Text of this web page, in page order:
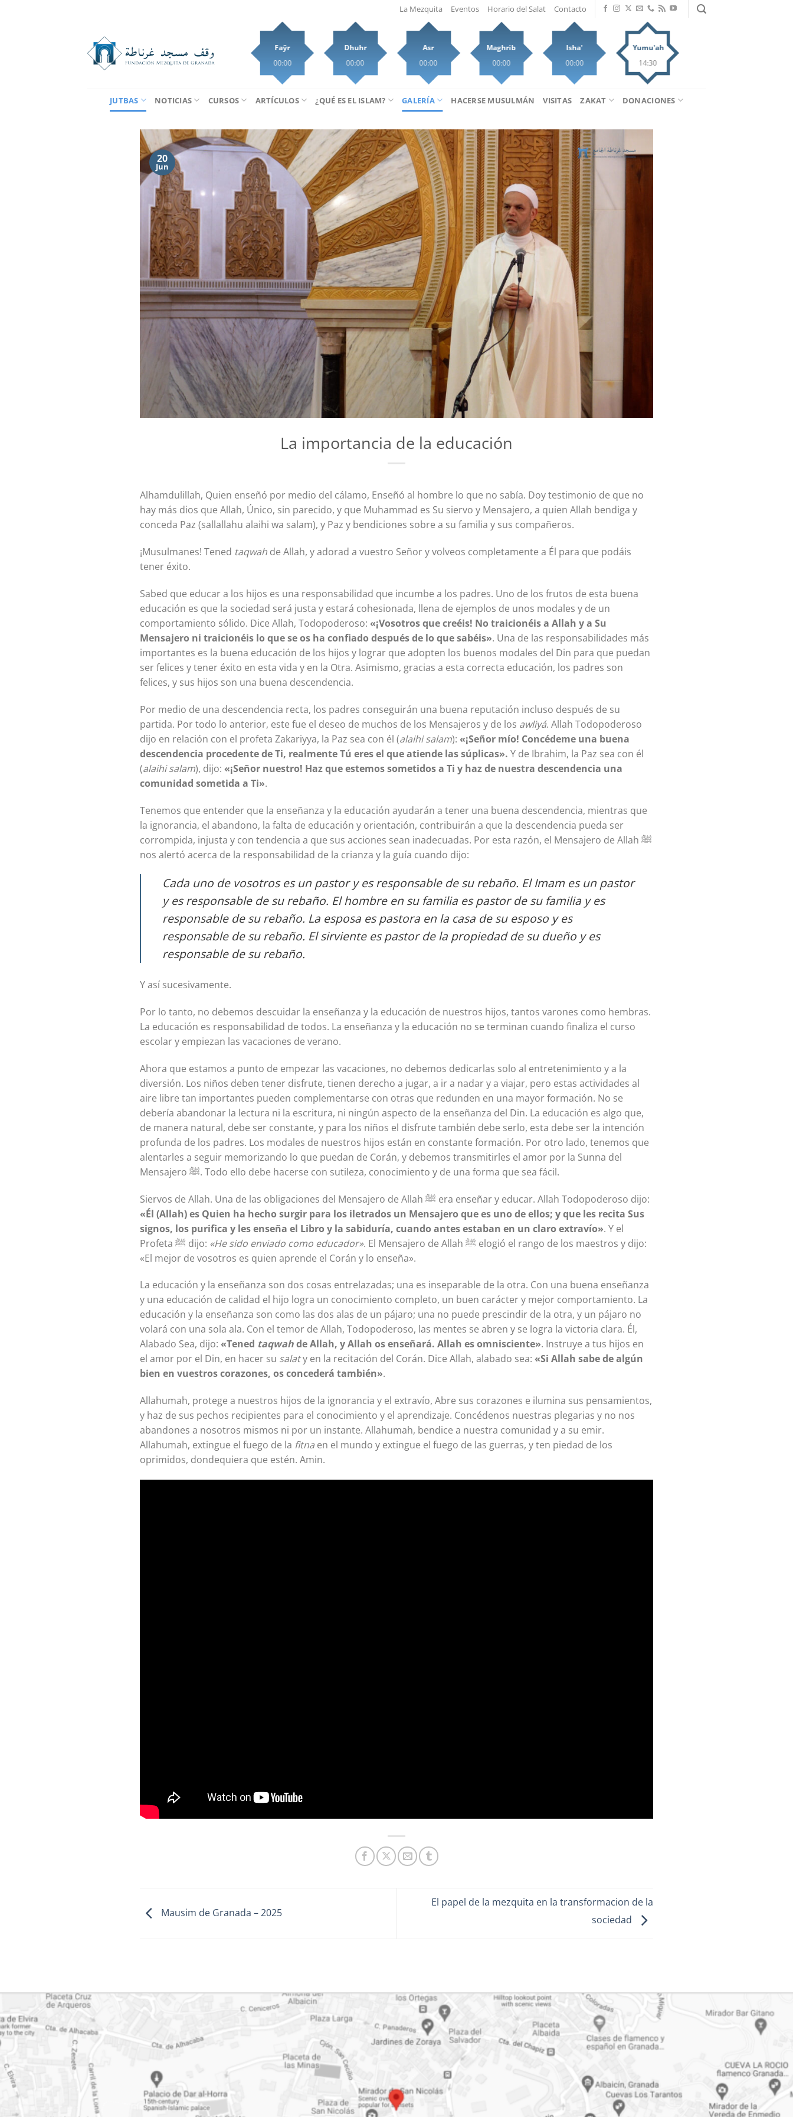
La Mezquita Eventos Horario del Salat Contacto
Faŷr
00:00
Dhuhr
00:00
Asr
00:00
Maghrib
00:00
Isha'
00:00
Yumu'ah
14:30
JUTBAS NOTICIAS CURSOS ARTÍCULOS ¿QUÉ ES EL ISLAM? GALERÍA HACERSE MUSULMÁN VISITAS ZAKAT DONACIONES
20
Jun
La importancia de la educación
Alhamdulillah, Quien enseñó por medio del cálamo, Enseñó al hombre lo que no sabía. Doy testimonio de que no
hay más dios que Allah, Único, sin parecido, y que Muhammad es Su siervo y Mensajero, a quien Allah bendiga y
conceda Paz (sallallahu alaihi wa salam), y Paz y bendiciones sobre a su familia y sus compañeros.
¡Musulmanes! Tened taqwah de Allah, y adorad a vuestro Señor y volveos completamente a Él para que podáis
tener éxito.
Sabed que educar a los hijos es una responsabilidad que incumbe a los padres. Uno de los frutos de esta buena
educación es que la sociedad será justa y estará cohesionada, llena de ejemplos de unos modales y de un
comportamiento sólido. Dice Allah, Todopoderoso: «¡Vosotros que creéis! No traicionéis a Allah y a Su
Mensajero ni traicionéis lo que se os ha confiado después de lo que sabéis». Una de las responsabilidades más
importantes es la buena educación de los hijos y lograr que adopten los buenos modales del Din para que puedan
ser felices y tener éxito en esta vida y en la Otra. Asimismo, gracias a esta correcta educación, los padres son
felices, y sus hijos son una buena descendencia.
Por medio de una descendencia recta, los padres conseguirán una buena reputación incluso después de su
partida. Por todo lo anterior, este fue el deseo de muchos de los Mensajeros y de los awliyá. Allah Todopoderoso
dijo en relación con el profeta Zakariyya, la Paz sea con él (alaihi salam): «¡Señor mío! Concédeme una buena
descendencia procedente de Ti, realmente Tú eres el que atiende las súplicas». Y de Ibrahim, la Paz sea con él
(alaihi salam), dijo: «¡Señor nuestro! Haz que estemos sometidos a Ti y haz de nuestra descendencia una
comunidad sometida a Ti».
Tenemos que entender que la enseñanza y la educación ayudarán a tener una buena descendencia, mientras que
la ignorancia, el abandono, la falta de educación y orientación, contribuirán a que la descendencia pueda ser
corrompida, injusta y con tendencia a que sus acciones sean inadecuadas. Por esta razón, el Mensajero de Allah ﷺ
nos alertó acerca de la responsabilidad de la crianza y la guía cuando dijo:
Cada uno de vosotros es un pastor y es responsable de su rebaño. El Imam es un pastor
y es responsable de su rebaño. El hombre en su familia es pastor de su familia y es
responsable de su rebaño. La esposa es pastora en la casa de su esposo y es
responsable de su rebaño. El sirviente es pastor de la propiedad de su dueño y es
responsable de su rebaño.
Y así sucesivamente.
Por lo tanto, no debemos descuidar la enseñanza y la educación de nuestros hijos, tantos varones como hembras.
La educación es responsabilidad de todos. La enseñanza y la educación no se terminan cuando finaliza el curso
escolar y empiezan las vacaciones de verano.
Ahora que estamos a punto de empezar las vacaciones, no debemos dedicarlas solo al entretenimiento y a la
diversión. Los niños deben tener disfrute, tienen derecho a jugar, a ir a nadar y a viajar, pero estas actividades al
aire libre tan importantes pueden complementarse con otras que redunden en una mayor formación. No se
debería abandonar la lectura ni la escritura, ni ningún aspecto de la enseñanza del Din. La educación es algo que,
de manera natural, debe ser constante, y para los niños el disfrute también debe serlo, esta debe ser la intención
profunda de los padres. Los modales de nuestros hijos están en constante formación. Por otro lado, tenemos que
alentarles a seguir memorizando lo que puedan de Corán, y debemos transmitirles el amor por la Sunna del
Mensajero ﷺ. Todo ello debe hacerse con sutileza, conocimiento y de una forma que sea fácil.
Siervos de Allah. Una de las obligaciones del Mensajero de Allah ﷺ era enseñar y educar. Allah Todopoderoso dijo:
«Él (Allah) es Quien ha hecho surgir para los iletrados un Mensajero que es uno de ellos; y que les recita Sus
signos, los purifica y les enseña el Libro y la sabiduría, cuando antes estaban en un claro extravío». Y el
Profeta ﷺ dijo: «He sido enviado como educador». El Mensajero de Allah ﷺ elogió el rango de los maestros y dijo:
«El mejor de vosotros es quien aprende el Corán y lo enseña».
La educación y la enseñanza son dos cosas entrelazadas; una es inseparable de la otra. Con una buena enseñanza
y una educación de calidad el hijo logra un conocimiento completo, un buen carácter y mejor comportamiento. La
educación y la enseñanza son como las dos alas de un pájaro; una no puede prescindir de la otra, y un pájaro no
volará con una sola ala. Con el temor de Allah, Todopoderoso, las mentes se abren y se logra la victoria clara. Él,
Alabado Sea, dijo: «Tened taqwahde Allah, y Allah os enseñará. Allah es omnisciente». Instruye a tus hijos en
el amor por el Din, en hacer su salaty en la recitación del Corán. Dice Allah, alabado sea: «Si Allah sabe de algún
bien en vuestros corazones, os concederá también».
Allahumah, protege a nuestros hijos de la ignorancia y el extravío, Abre sus corazones e ilumina sus pensamientos,
y haz de sus pechos recipientes para el conocimiento y el aprendizaje. Concédenos nuestras plegarias y no nos
abandones a nosotros mismos ni por un instante. Allahumah, bendice a nuestra comunidad y a su emir.
Allahumah, extingue el fuego de la fitna en el mundo y extingue el fuego de las guerras, y ten piedad de los
oprimidos, dondequiera que estén. Amin.
Mausim de Granada – 2025
El papel de la mezquita en la transformacion de la
sociedad